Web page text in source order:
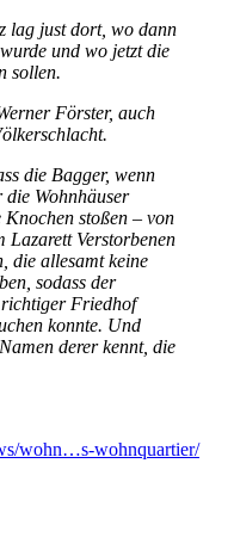
lag just dort, wo dann
und wo jetzt die
sollen.
Förster, auch
die Bagger, wenn
Wohnhäuser
Knochen stoßen – von
Lazarett Verstorbenen
die allesamt keine
sodass der
richtiger Friedhof
konnte. Und
derer kennt, die
wohn…s-wohnquartier/